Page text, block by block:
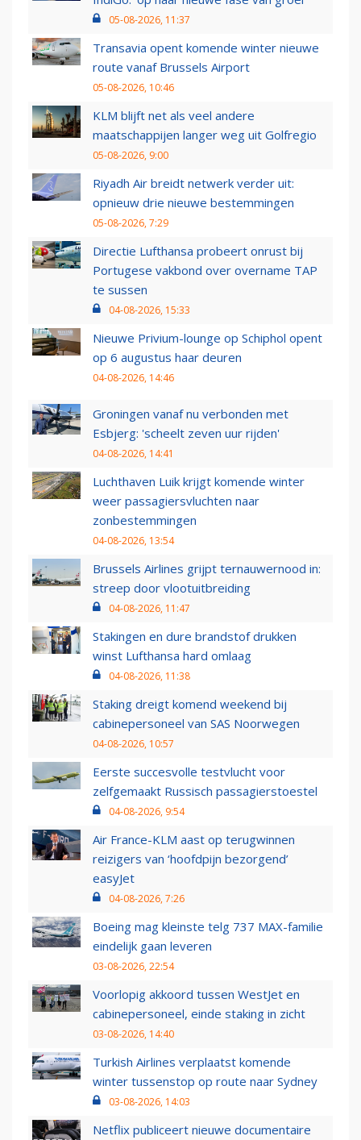
05-08-2026, 11:37
Transavia opent komende winter nieuwe
route vanaf Brussels Airport
05-08-2026, 10:46
KLM blijft net als veel andere
maatschappijen langer weg uit Golfregio
05-08-2026, 9:00
Riyadh Air breidt netwerk verder uit:
opnieuw drie nieuwe bestemmingen
05-08-2026, 7:29
Directie Lufthansa probeert onrust bij
Portugese vakbond over overname TAP
te sussen
04-08-2026, 15:33
Nieuwe Privium-lounge op Schiphol opent
op 6 augustus haar deuren
04-08-2026, 14:46
Groningen vanaf nu verbonden met
Esbjerg: 'scheelt zeven uur rijden'
04-08-2026, 14:41
Luchthaven Luik krijgt komende winter
weer passagiersvluchten naar
zonbestemmingen
04-08-2026, 13:54
Brussels Airlines grijpt ternauwernood in:
streep door vlootuitbreiding
04-08-2026, 11:47
Stakingen en dure brandstof drukken
winst Lufthansa hard omlaag
04-08-2026, 11:38
Staking dreigt komend weekend bij
cabinepersoneel van SAS Noorwegen
04-08-2026, 10:57
Eerste succesvolle testvlucht voor
zelfgemaakt Russisch passagierstoestel
04-08-2026, 9:54
Air France-KLM aast op terugwinnen
reizigers van ‘hoofdpijn bezorgend’
easyJet
04-08-2026, 7:26
Boeing mag kleinste telg 737 MAX-familie
eindelijk gaan leveren
03-08-2026, 22:54
Voorlopig akkoord tussen WestJet en
cabinepersoneel, einde staking in zicht
03-08-2026, 14:40
Turkish Airlines verplaatst komende
winter tussenstop op route naar Sydney
03-08-2026, 14:03
Netflix publiceert nieuwe documentaire